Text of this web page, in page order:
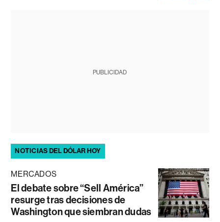
PUBLICIDAD
NOTICIAS DEL DÓLAR HOY
MERCADOS
El debate sobre “Sell América”
resurge tras decisiones de
Washington que siembran dudas